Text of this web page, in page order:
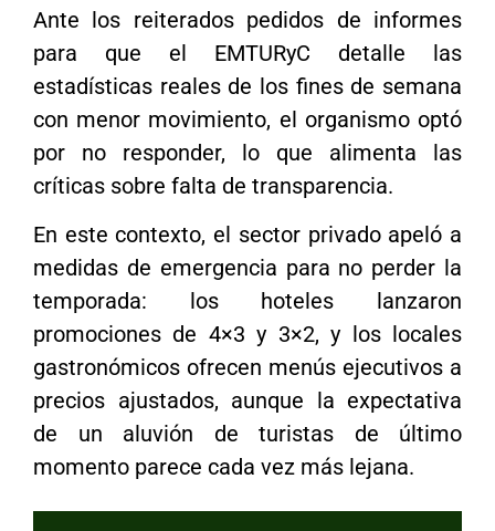
Ante los reiterados pedidos de informes
para que el EMTURyC detalle las
estadísticas reales de los fines de semana
con menor movimiento, el organismo optó
por no responder, lo que alimenta las
críticas sobre falta de transparencia.
En este contexto, el sector privado apeló a
medidas de emergencia para no perder la
temporada: los hoteles lanzaron
promociones de 4×3 y 3×2, y los locales
gastronómicos ofrecen menús ejecutivos a
precios ajustados, aunque la expectativa
de un aluvión de turistas de último
momento parece cada vez más lejana.